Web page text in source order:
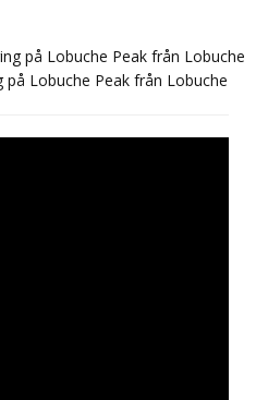
Lobuche Peak från Lobuche